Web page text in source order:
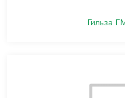
Гильза